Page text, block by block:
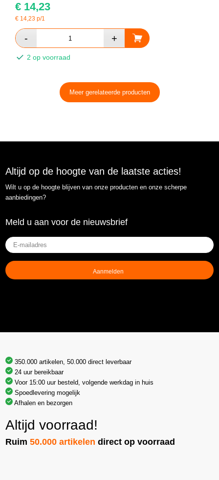
€ 14,23
€ 14,23 p/1
2 op voorraad
Meer gerelateerde producten
Altijd op de hoogte van de laatste acties!
Wilt u op de hoogte blijven van onze producten en onze scherpe
aanbiedingen?
Meld u aan voor de nieuwsbrief
E-
mailadres
(Vereist)
350.000 artikelen, 50.000 direct leverbaar
24 uur bereikbaar
Voor 15:00 uur besteld, volgende werkdag in huis
Spoedlevering mogelijk
Afhalen en bezorgen
Altijd voorraad!
Ruim50.000 artikelen direct op voorraad